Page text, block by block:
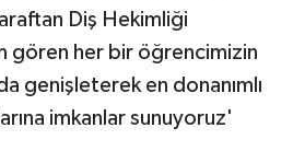
Diş Hekimliği
gören her bir öğrencimizin
genişleterek en donanımlı
imkanlar sunuyoruz'